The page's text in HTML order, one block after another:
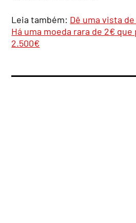
Leia também: Dê uma vista
Há uma moeda rara de 2€
2.500€